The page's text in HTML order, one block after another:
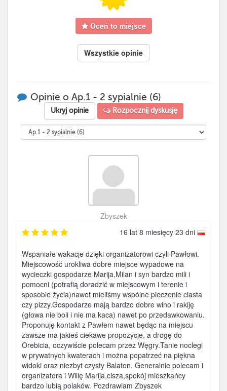
Oceń to miejsce
Wszystkie opinie
Opinie o Ap.1 - 2 sypialnie (6)
Ukryj opinie Rozpocznij dyskusję
Zbyszek
16 lat 8 miesięcy 23 dni
Wspaniałe wakacje dzięki organizatorowi czyli Pawłowi.
Miejscowość urokliwa dobre miejsce wypadowe na
wycieczki gospodarze Marija,Milan i syn bardzo mili i
pomocni (potrafią doradzić w miejscowym i terenie i
sposobie życia)nawet mieliśmy wspólne pieczenie ciasta
czy pizzy.Gospodarze mają bardzo dobre wino i rakiję
(głowa nie boli i nie ma kaca) nawet po przedawkowaniu.
Proponuję kontakt z Pawłem nawet będąc na miejscu
zawsze ma jakieś ciekawe propozycje, a drogę do
Orebicia, oczywiście polecam przez Węgry.Tanie noclegi
w prywatnych kwaterach i można popatrzeć na piękna
widoki oraz niezbyt czysty Balaton. Generalnie polecam i
organizatora i Willę Marija,cisza,spokój mieszkańcy
bardzo lubią polaków. Pozdrawiam Zbyszek